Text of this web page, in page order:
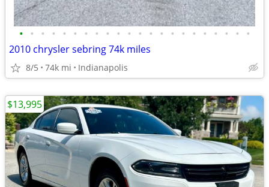
• • • • • • • • • • • • • • • • • • • • • •
2010 chrysler sebring 74k miles
8/5 74k mi Indianapolis
$13,995